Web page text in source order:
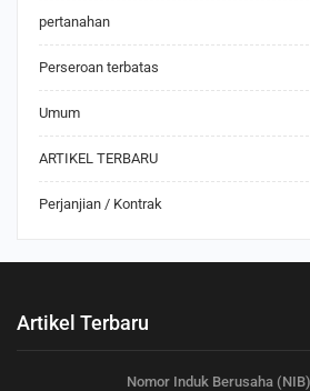
pertanahan
Perseroan terbatas
Umum
ARTIKEL TERBARU
Perjanjian / Kontrak
Artikel Terbaru
Nomor Induk Berusaha